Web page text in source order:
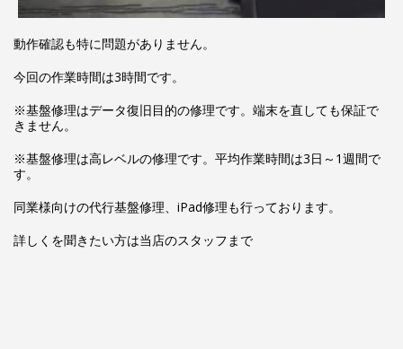
動作確認も特に問題がありません。
今回の作業時間は3時間です。
※基盤修理はデータ復旧目的の修理です。端末を直しても保証で
きません。
※基盤修理は高レベルの修理です。平均作業時間は3日～1週間で
す。
同業様向けの代行基盤修理、iPad修理も行っております。
詳しくを聞きたい方は当店のスタッフまで